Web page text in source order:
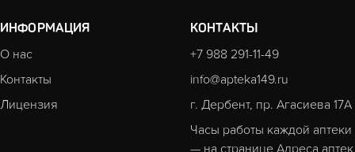
ИНФОРМАЦИЯ
О нас
Контакты
Лицензия
КОНТАКТЫ
+7 988 291-11-49
info@apteka149.ru
г. Дербент, пр. Агасиева 17А
Часы работы каждой аптеки
— на странице Адреса аптек